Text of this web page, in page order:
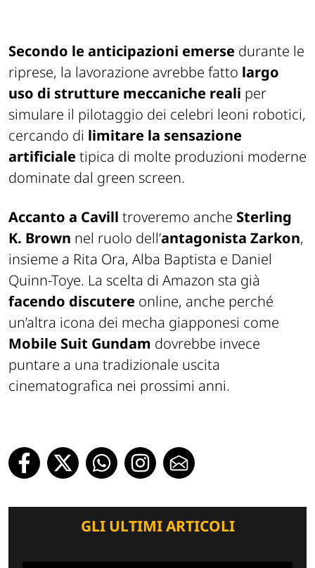
Secondo le anticipazioni emerse durante le
riprese, la lavorazione avrebbe fatto largo
uso di strutture meccaniche reali per
simulare il pilotaggio dei celebri leoni robotici,
cercando di limitare la sensazione
artificiale tipica di molte produzioni moderne
dominate dal green screen.
Accanto a Cavill troveremo anche Sterling
K. Brown nel ruolo dell’antagonista Zarkon,
insieme a Rita Ora, Alba Baptista e Daniel
Quinn-Toye. La scelta di Amazon sta già
facendo discutere online, anche perché
un’altra icona dei mecha giapponesi come
Mobile Suit Gundam dovrebbe invece
puntare a una tradizionale uscita
cinematografica nei prossimi anni.
GLI ULTIMI ARTICOLI